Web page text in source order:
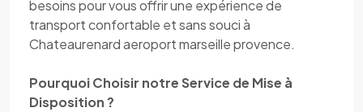
besoins pour vous offrir une expérience de
transport confortable et sans souci à
Chateaurenard aeroport marseille provence.
Pourquoi Choisir notre Service de Mise à
Disposition ?